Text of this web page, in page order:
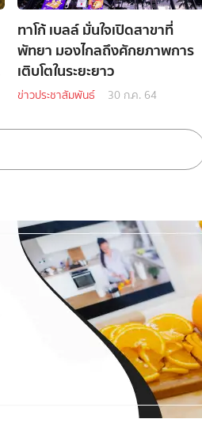
ทาโก้ เบลล์ มั่นใจเปิดสาขาที่
พัทยา มองไกลถึงศักยภาพการ
เติบโตในระยะยาว
ข่าวประชาสัมพันธ์ 30 ก.ค. 64